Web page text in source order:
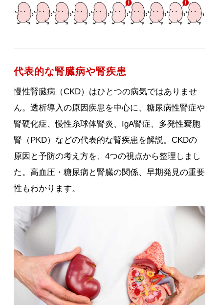
代表的な腎臓病や腎疾患
慢性腎臓病（CKD）はひとつの病気ではありませ
ん。透析導入の原因疾患を中心に、糖尿病性腎症や
腎硬化症、慢性糸球体腎炎、IgA腎症、多発性嚢胞
腎（PKD）などの代表的な腎疾患を解説。CKDの
原因と予防の考え方を、4つの視点から整理しまし
た。高血圧・糖尿病と腎臓の関係、早期発見の重要
性もわかります。